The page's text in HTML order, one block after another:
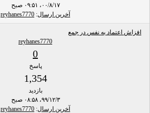
۰۰/۸/۱۷، ۰۹:۵۱ صبح
آخرین ارسال:
reyhanes7770
افزاش اعتماد به نفس در جمع
reyhanes7770
0
پاسخ
1,354
بازدید
۹۹/۱۲/۳، ۰۸:۵۸ صبح
آخرین ارسال:
reyhanes7770